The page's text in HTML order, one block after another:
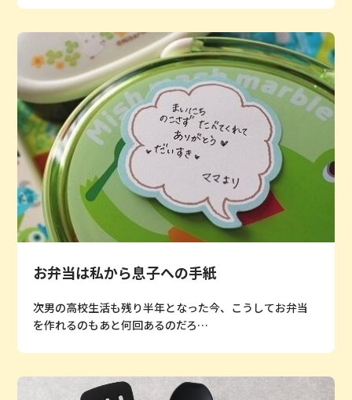
お弁当は私から息子への手紙
次男の高校生活も残り半年となった今、こうしてお弁当
を作れるのもあと何回あるのだろ…